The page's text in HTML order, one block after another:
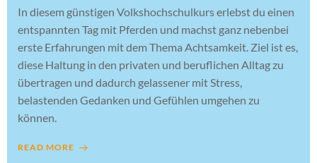
In diesem günstigen Volkshochschulkurs erlebst du einen
entspannten Tag mit Pferden und machst ganz nebenbei
erste Erfahrungen mit dem Thema Achtsamkeit. Ziel ist es,
diese Haltung in den privaten und beruflichen Alltag zu
übertragen und dadurch gelassener mit Stress,
belastenden Gedanken und Gefühlen umgehen zu
können.
READ MORE